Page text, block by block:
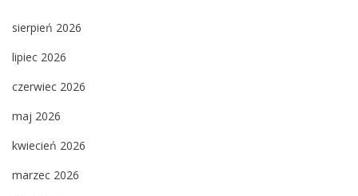
sierpień 2026
lipiec 2026
czerwiec 2026
maj 2026
kwiecień 2026
marzec 2026